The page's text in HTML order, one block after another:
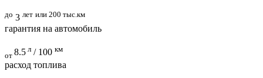
до 3 лет или 200 тыс.км
гарантия на автомобиль
от 8.5 л / 100 км
расход топлива